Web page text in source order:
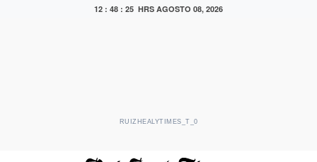
12 : 48 : 26 HRS AGOSTO 08, 2026
RUIZHEALYTIMES_T_0